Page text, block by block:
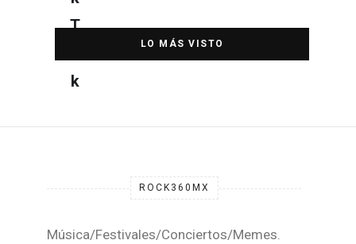
DESTACADA
ROCK360MX
Música/Festivales/Conciertos/Memes.